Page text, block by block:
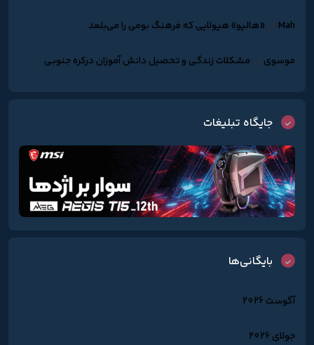
Mah در«هالیو» هیولایی که فرهنگ بومی را می‌بلعد
موسوی درمشکلات زندگـی و تحصیل دانش آموزان درکره جنوبـی
جایگاه تبلیغات
بایگانی‌ها
آگوست 2026
جولای 2026